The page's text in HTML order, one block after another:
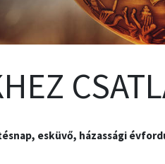
esküvő, házassági